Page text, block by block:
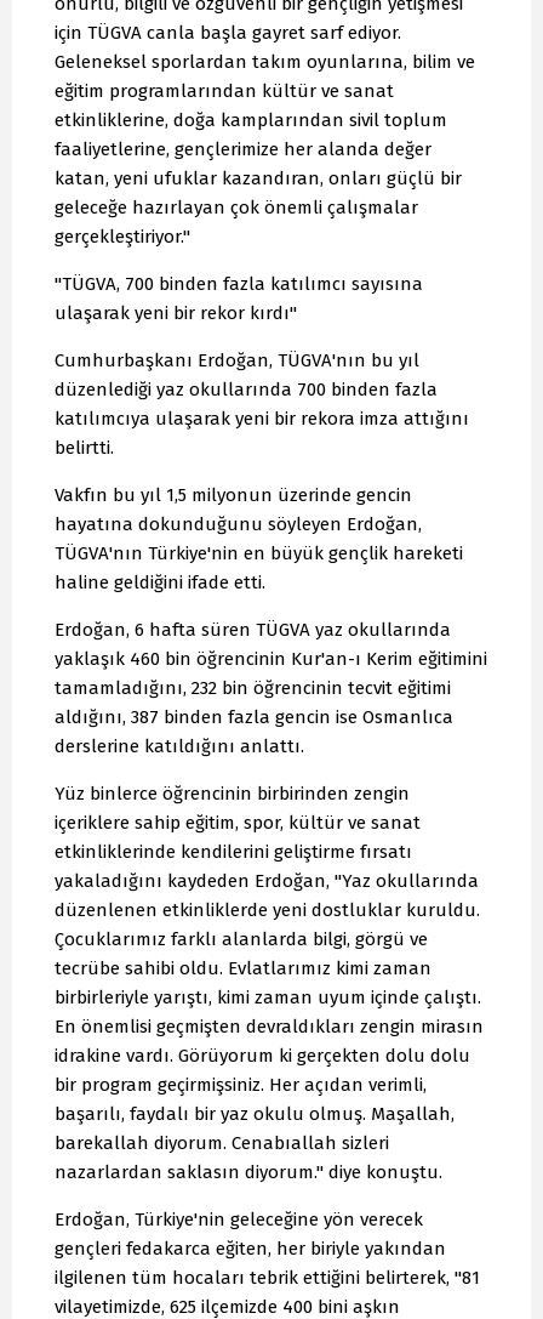
için TÜGVA canla başla gayret sarf ediyor.
Geleneksel sporlardan takım oyunlarına, bilim ve
eğitim programlarından kültür ve sanat
etkinliklerine, doğa kamplarından sivil toplum
faaliyetlerine, gençlerimize her alanda değer
katan, yeni ufuklar kazandıran, onları güçlü bir
geleceğe hazırlayan çok önemli çalışmalar
gerçekleştiriyor."
"TÜGVA, 700 binden fazla katılımcı sayısına
ulaşarak yeni bir rekor kırdı"
Cumhurbaşkanı Erdoğan, TÜGVA'nın bu yıl
düzenlediği yaz okullarında 700 binden fazla
katılımcıya ulaşarak yeni bir rekora imza attığını
belirtti.
Vakfın bu yıl 1,5 milyonun üzerinde gencin
hayatına dokunduğunu söyleyen Erdoğan,
TÜGVA'nın Türkiye'nin en büyük gençlik hareketi
haline geldiğini ifade etti.
Erdoğan, 6 hafta süren TÜGVA yaz okullarında
yaklaşık 460 bin öğrencinin Kur'an-ı Kerim eğitimini
tamamladığını, 232 bin öğrencinin tecvit eğitimi
aldığını, 387 binden fazla gencin ise Osmanlıca
derslerine katıldığını anlattı.
Yüz binlerce öğrencinin birbirinden zengin
içeriklere sahip eğitim, spor, kültür ve sanat
etkinliklerinde kendilerini geliştirme fırsatı
yakaladığını kaydeden Erdoğan, "Yaz okullarında
düzenlenen etkinliklerde yeni dostluklar kuruldu.
Çocuklarımız farklı alanlarda bilgi, görgü ve
tecrübe sahibi oldu. Evlatlarımız kimi zaman
birbirleriyle yarıştı, kimi zaman uyum içinde çalıştı.
En önemlisi geçmişten devraldıkları zengin mirasın
idrakine vardı. Görüyorum ki gerçekten dolu dolu
bir program geçirmişsiniz. Her açıdan verimli,
başarılı, faydalı bir yaz okulu olmuş. Maşallah,
barekallah diyorum. Cenabıallah sizleri
nazarlardan saklasın diyorum." diye konuştu.
Erdoğan, Türkiye'nin geleceğine yön verecek
gençleri fedakarca eğiten, her biriyle yakından
ilgilenen tüm hocaları tebrik ettiğini belirterek, "81
vilayetimizde, 625 ilçemizde 400 bini aşkın